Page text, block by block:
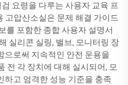
요령을 다루는 사용자 교육 프
고압산소실은 문제 해결 가이드
를 포함한 종합 사용자 설명서
실리콘 실링, 밸브, 모니터링 장
으로써 지속적인 안전 운용을
전 각 장치에 대해 실시되어, 모
하고 엄격한 성능 기준을 충족